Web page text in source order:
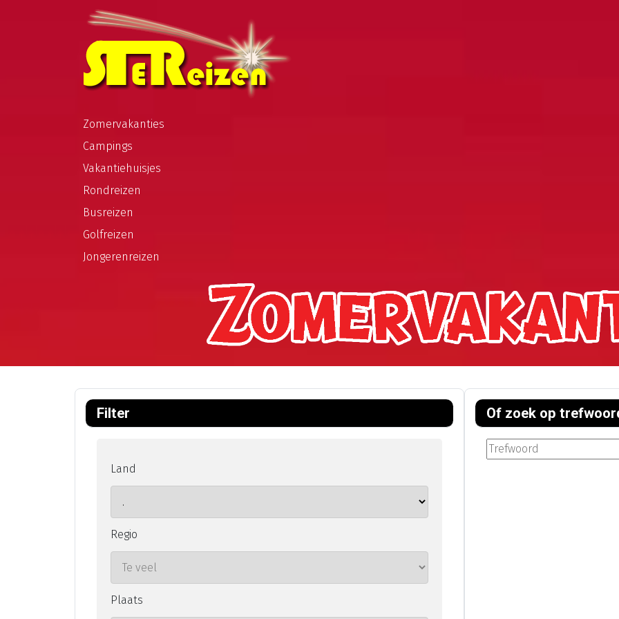
Zomervakanties
Campings
Vakantiehuisjes
Rondreizen
Busreizen
Golfreizen
Jongerenreizen
Filter
Land
Regio
Plaats
Of zoek op